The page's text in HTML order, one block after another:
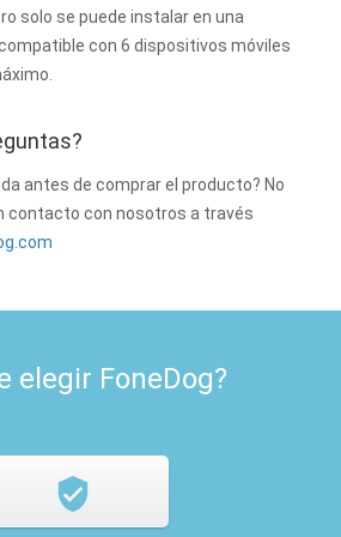
solo se puede instalar en una
con 6 dispositivos móviles
antes de comprar el producto? No
contacto con nosotros a través
elegir FoneDog?